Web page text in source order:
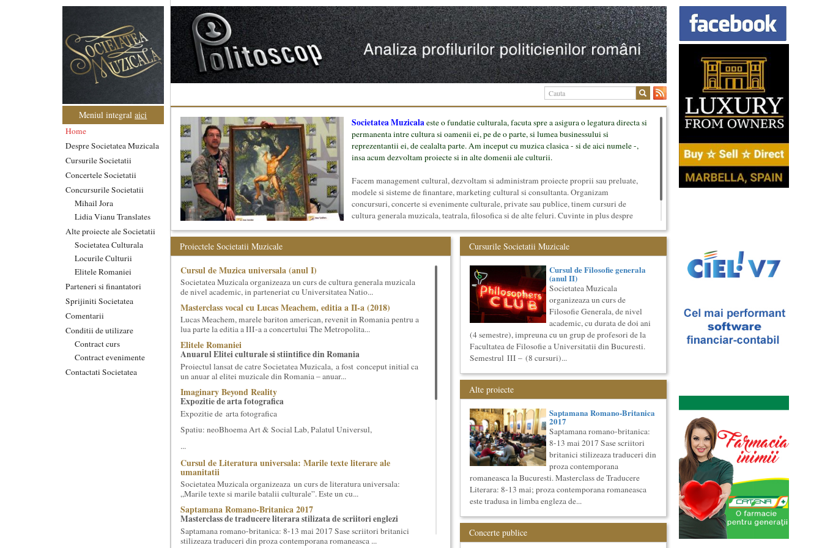
Meniul integralaici
Home
Despre Societatea Muzicala
Cursurile Societatii
Concertele Societatii
Concursurile Societatii
Mihail Jora
Lidia Vianu Translates
Alte proiecte ale Societatii
Societatea Culturala
Locurile Culturii
Elitele Romaniei
Parteneri si finantatori
Sprijiniti Societatea
Comentarii
Conditii de utilizare
Contract curs
Contract evenimente
Contactati Societatea
Societatea Muzicalaeste o fundatie culturala, facuta spre a asigura o legatura directa si
permanenta intre cultura si oamenii ei, pe de o parte, si lumea businessului si
reprezentantii ei, de cealalta parte. Am inceput cu muzica clasica - si de aici numele -,
insa acum dezvoltam proiecte si in alte domenii ale culturii.
Facem management cultural, dezvoltam si administram proiecte proprii sau preluate,
modele si sisteme de finantare, marketing cultural si consultanta. Organizam
concursuri, concerte si evenimente culturale, private sau publice, tinem cursuri de
cultura generala muzicala, teatrala, filosofica si de alte feluri. Cuvinte in plus despre
mai jos.
Proiectele Societatii Muzicale
Cursul de Muzica universala (anul I)
Societatea Muzicala organizeaza un curs de cultura generala muzicala
de nivel academic, in parteneriat cu Universitatea Natio...
Masterclass vocal cu Lucas Meachem, editia a II-a (2018)
Lucas Meachem, marele bariton american, revenit in Romania pentru a
lua parte la editia a III-a a concertului The Metropolita...
Elitele Romaniei
Anuarul Elitei culturale si stiintifice din Romania
Proiectul lansat de catre Societatea Muzicala, a fost conceput initial ca
un anuar al elitei muzicale din Romania – anuar...
Imaginary Beyond Reality
Expozitie de arta fotografica
Expozitie de arta fotografica
Spatiu: neoBhoema Art & Social Lab, Palatul Universul,
...
Cursul de Literatura universala: Marile texte literare ale
umanitatii
Societatea Muzicala organizeaza un curs de literatura universala:
„Marile texte si marile batalii culturale”. Este un cu...
Saptamana Romano-Britanica 2017
Masterclass de traducere literara stilizata de scriitori englezi
Saptamana romano-britanica: 8-13 mai 2017 Sase scriitori britanici
stilizeaza traduceri din proza contemporana romaneasca ...
Cursurile Societatii Muzicale
Cursul de Filosofie generala
(anul II)
Societatea Muzicala
organizeaza un curs de
Filosofie Generala, de nivel
academic, cu durata de doi ani
(4 semestre), impreuna cu un grup de profesori de la
Facultatea de Filosofie a Universitatii din Bucuresti.
Semestrul III – (8 cursuri)...
Alte proiecte
Saptamana Romano-Britanica
2017
Saptamana romano-britanica:
8-13 mai 2017 Sase scriitori
britanici stilizeaza traduceri din
proza contemporana
romaneasca la Bucuresti. Masterclass de Traducere
Literara: 8-13 mai; proza contemporana romaneasca
este tradusa in limba engleza de...
Concerte publice